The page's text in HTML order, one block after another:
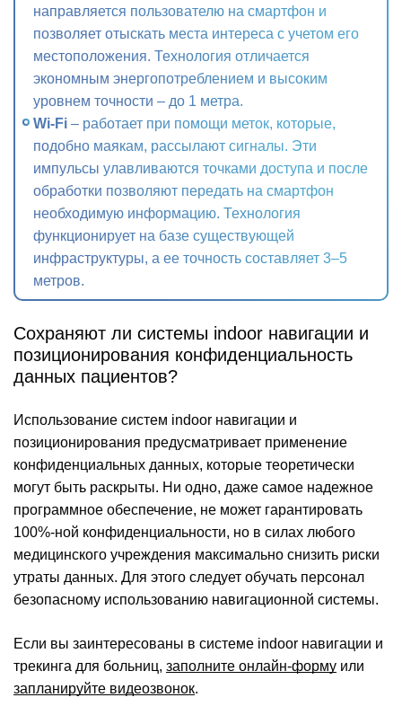
направляется пользователю на смартфон и
позволяет отыскать места интереса с учетом его
местоположения. Технология отличается
экономным энергопотреблением и высоким
уровнем точности – до 1 метра.
Wi-Fi – работает при помощи меток, которые,
подобно маякам, рассылают сигналы. Эти
импульсы улавливаются точками доступа и после
обработки позволяют передать на смартфон
необходимую информацию. Технология
функционирует на базе существующей
инфраструктуры, а ее точность составляет 3–5
метров.
Сохраняют ли системы indoor навигации и
позиционирования конфиденциальность
данных пациентов?
Использование систем indoor навигации и
позиционирования предусматривает применение
конфиденциальных данных, которые теоретически
могут быть раскрыты. Ни одно, даже самое надежное
программное обеспечение, не может гарантировать
100%-ной конфиденциальности, но в силах любого
медицинского учреждения максимально снизить риски
утраты данных. Для этого следует обучать персонал
безопасному использованию навигационной системы.
Если вы заинтересованы в системе indoor навигации и
трекинга для больниц, заполните онлайн-форму или
запланируйте видеозвонок.